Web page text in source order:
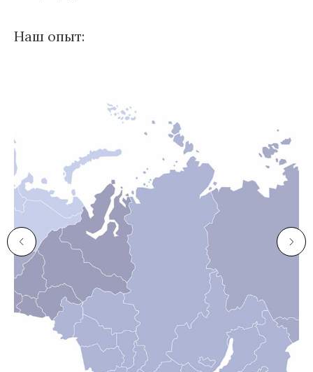
Наш опыт: